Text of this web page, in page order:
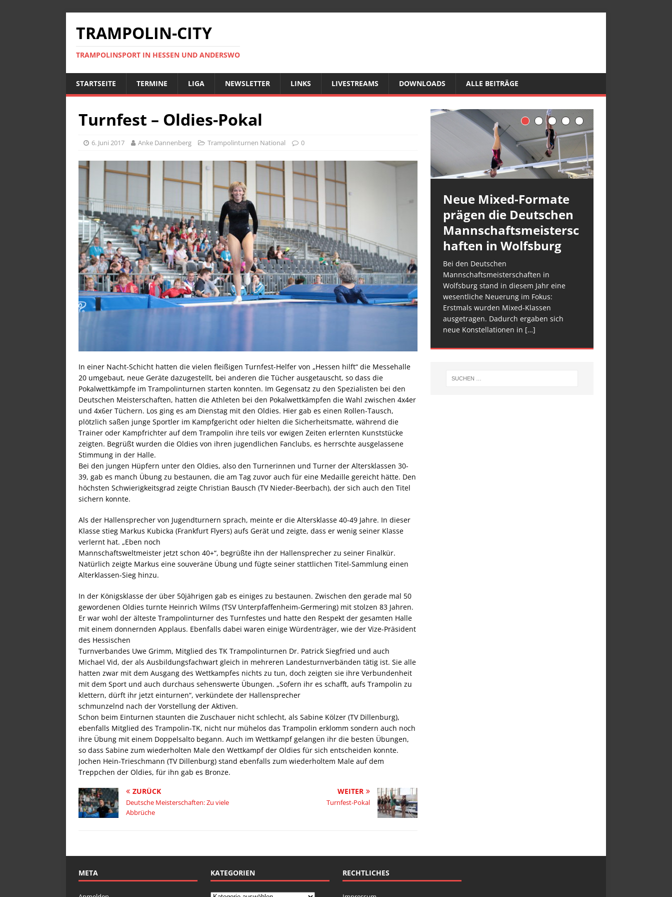
TRAMPOLIN-CITY
TRAMPOLINSPORT IN HESSEN UND ANDERSWO
STARTSEITE TERMINE LIGA NEWSLETTER LINKS LIVESTREAMS DOWNLOADS ALLE BEITRÄGE
Turnfest – Oldies-Pokal
6. Juni 2017 Anke Dannenberg Trampolinturnen National 0
In einer Nacht-Schicht hatten die vielen fleißigen Turnfest-Helfer von „Hessen hilft“ die Messehalle
20 umgebaut, neue Geräte dazugestellt, bei anderen die Tücher ausgetauscht, so dass die
Pokalwettkämpfe im Trampolinturnen starten konnten. Im Gegensatz zu den Spezialisten bei den
Deutschen Meisterschaften, hatten die Athleten bei den Pokalwettkämpfen die Wahl zwischen 4x4er
und 4x6er Tüchern. Los ging es am Dienstag mit den Oldies. Hier gab es einen Rollen-Tausch,
plötzlich saßen junge Sportler im Kampfgericht oder hielten die Sicherheitsmatte, während die
Trainer oder Kampfrichter auf dem Trampolin ihre teils vor ewigen Zeiten erlernten Kunststücke
zeigten. Begrüßt wurden die Oldies von ihren jugendlichen Fanclubs, es herrschte ausgelassene
Stimmung in der Halle.
Bei den jungen Hüpfern unter den Oldies, also den Turnerinnen und Turner der Altersklassen 30-
39, gab es manch Übung zu bestaunen, die am Tag zuvor auch für eine Medaille gereicht hätte. Den
höchsten Schwierigkeitsgrad zeigte Christian Bausch (TV Nieder-Beerbach), der sich auch den Titel
sichern konnte.
Als der Hallensprecher von Jugendturnern sprach, meinte er die Altersklasse 40-49 Jahre. In dieser
Klasse stieg Markus Kubicka (Frankfurt Flyers) aufs Gerät und zeigte, dass er wenig seiner Klasse
verlernt hat. „Eben noch
Mannschaftsweltmeister jetzt schon 40+“, begrüßte ihn der Hallensprecher zu seiner Finalkür.
Natürlich zeigte Markus eine souveräne Übung und fügte seiner stattlichen Titel-Sammlung einen
Alterklassen-Sieg hinzu.
In der Königsklasse der über 50jährigen gab es einiges zu bestaunen. Zwischen den gerade mal 50
gewordenen Oldies turnte Heinrich Wilms (TSV Unterpfaffenheim-Germering) mit stolzen 83 Jahren.
Er war wohl der älteste Trampolinturner des Turnfestes und hatte den Respekt der gesamten Halle
mit einem donnernden Applaus. Ebenfalls dabei waren einige Würdenträger, wie der Vize-Präsident
des Hessischen
Turnverbandes Uwe Grimm, Mitglied des TK Trampolinturnen Dr. Patrick Siegfried und auch
Michael Vid, der als Ausbildungsfachwart gleich in mehreren Landesturnverbänden tätig ist. Sie alle
hatten zwar mit dem Ausgang des Wettkampfes nichts zu tun, doch zeigten sie ihre Verbundenheit
mit dem Sport und auch durchaus sehenswerte Übungen. „Sofern ihr es schafft, aufs Trampolin zu
klettern, dürft ihr jetzt einturnen“, verkündete der Hallensprecher
schmunzelnd nach der Vorstellung der Aktiven.
Schon beim Einturnen staunten die Zuschauer nicht schlecht, als Sabine Kölzer (TV Dillenburg),
ebenfalls Mitglied des Trampolin-TK, nicht nur mühelos das Trampolin erklomm sondern auch noch
ihre Übung mit einem Doppelsalto begann. Auch im Wettkampf gelangen ihr die besten Übungen,
so dass Sabine zum wiederholten Male den Wettkampf der Oldies für sich entscheiden konnte.
Jochen Hein-Trieschmann (TV Dillenburg) stand ebenfalls zum wiederholtem Male auf dem
Treppchen der Oldies, für ihn gab es Bronze.
ZURÜCK
Deutsche Meisterschaften: Zu viele
Abbrüche
WEITER
Turnfest-Pokal
Neue Mixed-Formate
prägen die Deutschen
Mannschaftsmeistersc
haften in Wolfsburg
Bei den Deutschen
Mannschaftsmeisterschaften in
Wolfsburg stand in diesem Jahr eine
wesentliche Neuerung im Fokus:
Erstmals wurden Mixed-Klassen
ausgetragen. Dadurch ergaben sich
neue Konstellationen in […]
META KATEGORIEN RECHTLICHES